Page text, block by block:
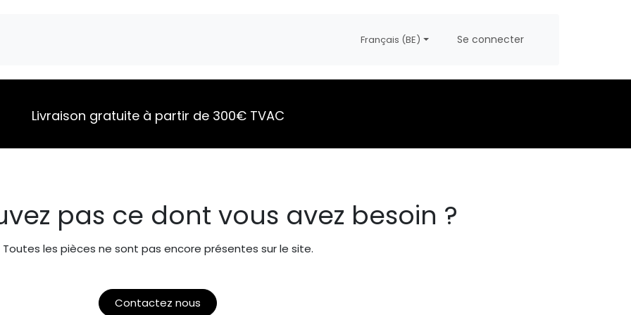
Postes
Français (BE) Se connecter
Livraison gratuite à partir de 300€ TVAC
pas ce dont vous avez besoin ?
Toutes les pièces ne sont pas encore présentes sur le site.
Contactez nous